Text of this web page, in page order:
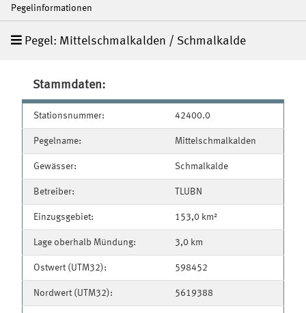
Pegelinformationen
Pegel: Mittelschmalkalden / Schmalkalde
Stammdaten:
Stationsnummer: 42400.0
Pegelname: Mittelschmalkalden
Gewässer: Schmalkalde
Betreiber: TLUBN
Einzugsgebiet: 153,0 km²
Lage oberhalb Mündung: 3,0 km
Ostwert (UTM32): 598452
Nordwert (UTM32): 5619388